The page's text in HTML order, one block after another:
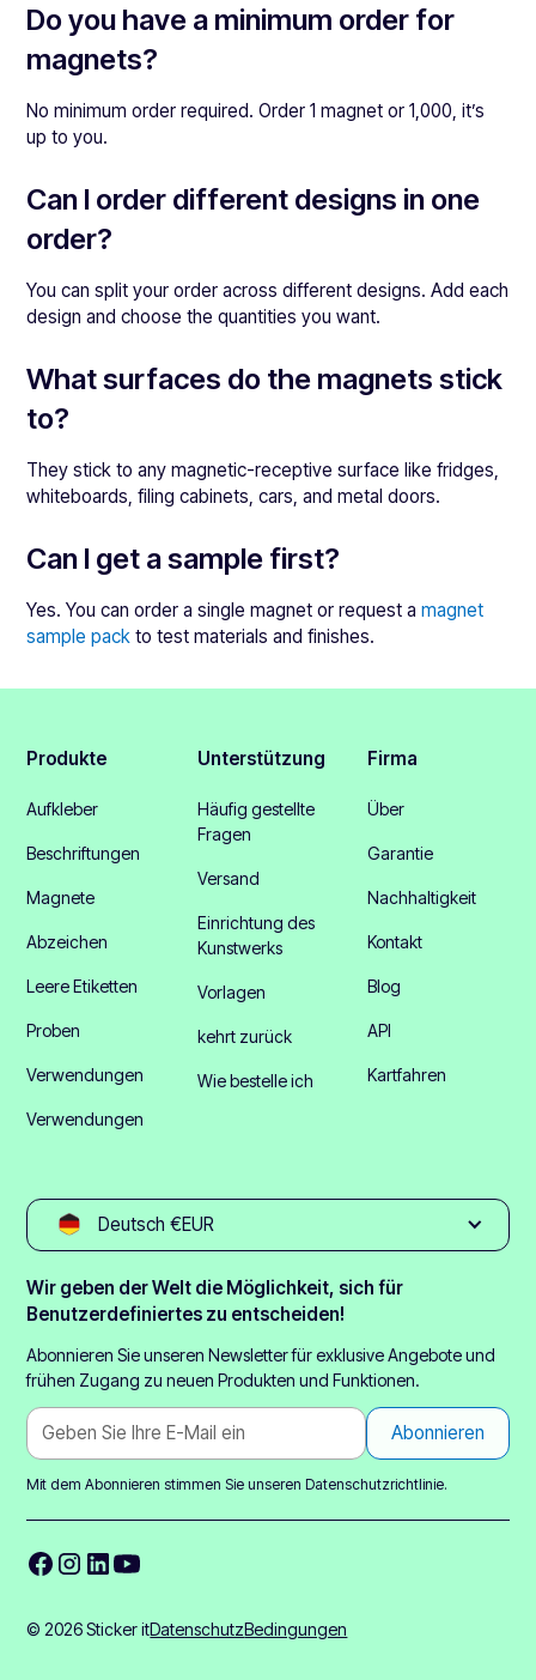
Do you have a minimum order for
magnets?
No minimum order required. Order 1 magnet or 1,000, it’s
up to you.
Can I order different designs in one
order?
You can split your order across different designs. Add each
design and choose the quantities you want.
What surfaces do the magnets stick
to?
They stick to any magnetic-receptive surface like fridges,
whiteboards, filing cabinets, cars, and metal doors.
Can I get a sample first?
Yes. You can order a single magnet or request amagnet
sample pack to test materials and finishes.
Produkte
Aufkleber
Beschriftungen
Magnete
Abzeichen
Leere Etiketten
Proben
Verwendungen
Verwendungen
Unterstützung
Häufig gestellte
Fragen
Versand
Einrichtung des
Kunstwerks
Vorlagen
kehrt zurück
Wie bestelle ich
Firma
Über
Garantie
Nachhaltigkeit
Kontakt
Blog
API
Kartfahren
Deutsch €EUR
Wir geben der Welt die Möglichkeit, sich für
Benutzerdefiniertes zu entscheiden!
Abonnieren Sie unseren Newsletter für exklusive Angebote und
frühen Zugang zu neuen Produkten und Funktionen.
Mit dem Abonnieren stimmen Sie unserenDatenschutzrichtlinie.
© 2026 Sticker itDatenschutzBedingungen